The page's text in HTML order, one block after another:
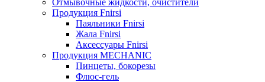
Отмывочные жидкости, очистители
Продукция Fnirsi
Паяльники Fnirsi
Жала Fnirsi
Аксессуары Fnirsi
Продукция MECHANIC
Пинцеты, бокорезы
Флюс-гель